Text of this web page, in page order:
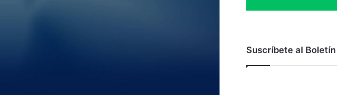
Suscríbete al Boletín